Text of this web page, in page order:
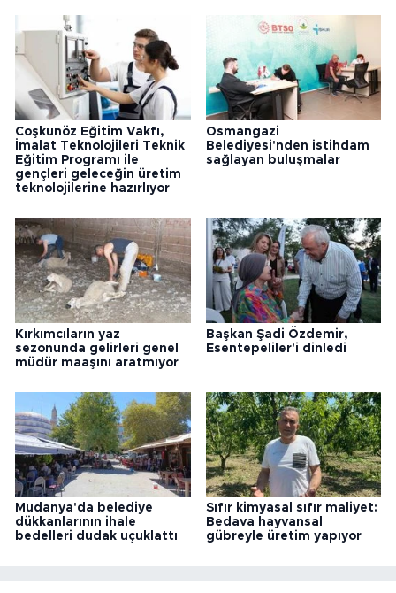
Coşkunöz Eğitim Vakfı,
İmalat Teknolojileri Teknik
Eğitim Programı ile
gençleri geleceğin üretim
teknolojilerine hazırlıyor
Osmangazi
Belediyesi'nden istihdam
sağlayan buluşmalar
Kırkımcıların yaz
sezonunda gelirleri genel
müdür maaşını aratmıyor
Başkan Şadi Özdemir,
Esentepeliler'i dinledi
Mudanya'da belediye
dükkanlarının ihale
bedelleri dudak uçuklattı
Sıfır kimyasal sıfır maliyet:
Bedava hayvansal
gübreyle üretim yapıyor